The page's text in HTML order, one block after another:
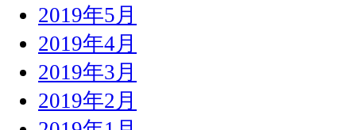
2019年5月
2019年4月
2019年3月
2019年2月